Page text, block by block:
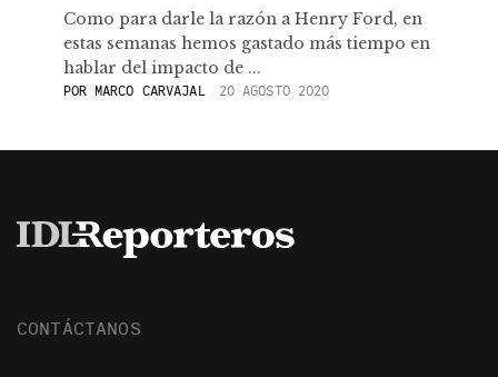
Como para darle la razón a Henry Ford, en
estas semanas hemos gastado más tiempo en
hablar del impacto de ...
PORMARCO CARVAJAL 20 AGOSTO 2020
CONTÁCTANOS